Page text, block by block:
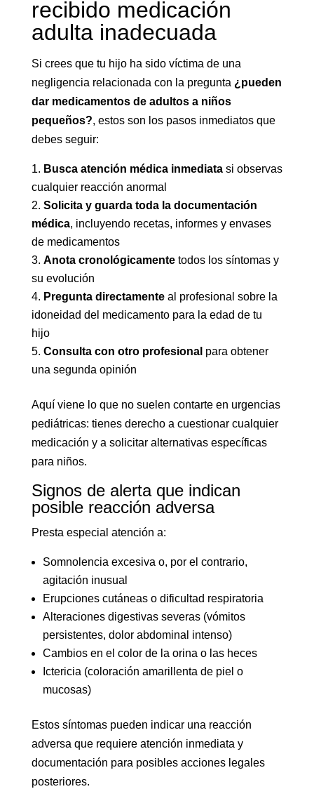
recibido medicación
adulta inadecuada
Si crees que tu hijo ha sido víctima de una
negligencia relacionada con la pregunta ¿pueden
dar medicamentos de adultos a niños
pequeños?, estos son los pasos inmediatos que
debes seguir:
Busca atención médica inmediatasi observas
cualquier reacción anormal
Solicita y guarda toda la documentación
médica, incluyendo recetas, informes y envases
de medicamentos
Anota cronológicamentetodos los síntomas y
su evolución
Pregunta directamenteal profesional sobre la
idoneidad del medicamento para la edad de tu
hijo
Consulta con otro profesional para obtener
una segunda opinión
Aquí viene lo que no suelen contarte en urgencias
pediátricas: tienes derecho a cuestionar cualquier
medicación y a solicitar alternativas específicas
para niños.
Signos de alerta que indican
posible reacción adversa
Presta especial atención a:
Somnolencia excesiva o, por el contrario,
agitación inusual
Erupciones cutáneas o dificultad respiratoria
Alteraciones digestivas severas (vómitos
persistentes, dolor abdominal intenso)
Cambios en el color de la orina o las heces
Ictericia (coloración amarillenta de piel o
mucosas)
Estos síntomas pueden indicar una reacción
adversa que requiere atención inmediata y
documentación para posibles acciones legales
posteriores.